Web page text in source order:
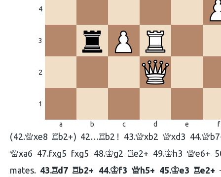
4
3
2
1
a b c d e f
42.Qxe8 Rb2+ 42…Rb2 ! 43.Qxb2 Qxd3 44.Q
Qxa6 47.fxg5 fxg5 48.Kg2 Re2+ 49.Kh3 Qe6+
mates. 43.Rd7 Rb2+ 44.Kf3 Qh5+ 45.Ke3 Re2+